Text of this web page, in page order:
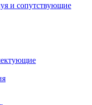
и сопутствующие